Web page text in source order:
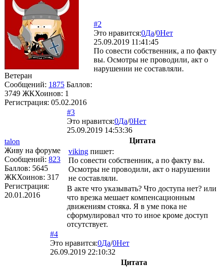
Ветеран
Сообщений: 1875 Баллов:
3749 ЖКХоинов: 1
Регистрация: 05.02.2016
#2
Это нравится:0Да/0Нет
25.09.2019 11:41:45
По совести собственник, а по факту
вы. Осмотры не проводили, акт о
нарушении не составляли.
talon
Живу на форуме
Сообщений: 823
Баллов: 5645
ЖКХоинов: 317
Регистрация:
20.01.2016
#3
Это нравится:0Да/0Нет
25.09.2019 14:53:36
Цитата
viking пишет:
По совести собственник, а по факту вы.
Осмотры не проводили, акт о нарушении
не составляли.
В акте что указывать? Что доступа нет? или
что врезка мешает компенсационным
движениям стояка. Я в уме пока не
сформулировал что то иное кроме доступ
отсутствует.
#4
Это нравится:0Да/0Нет
26.09.2019 22:10:32
Цитата